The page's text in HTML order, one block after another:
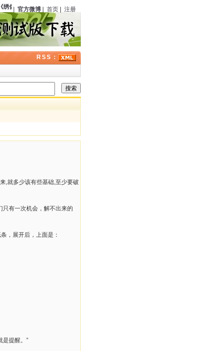
绣像小说》（中国）第六期刊载《银光马案》
官方微博 首页 注册
RSS：
,就多少该有些基础,至少要破
只有一次机会，解不出来的
，展开后，上面是：
是提醒。”